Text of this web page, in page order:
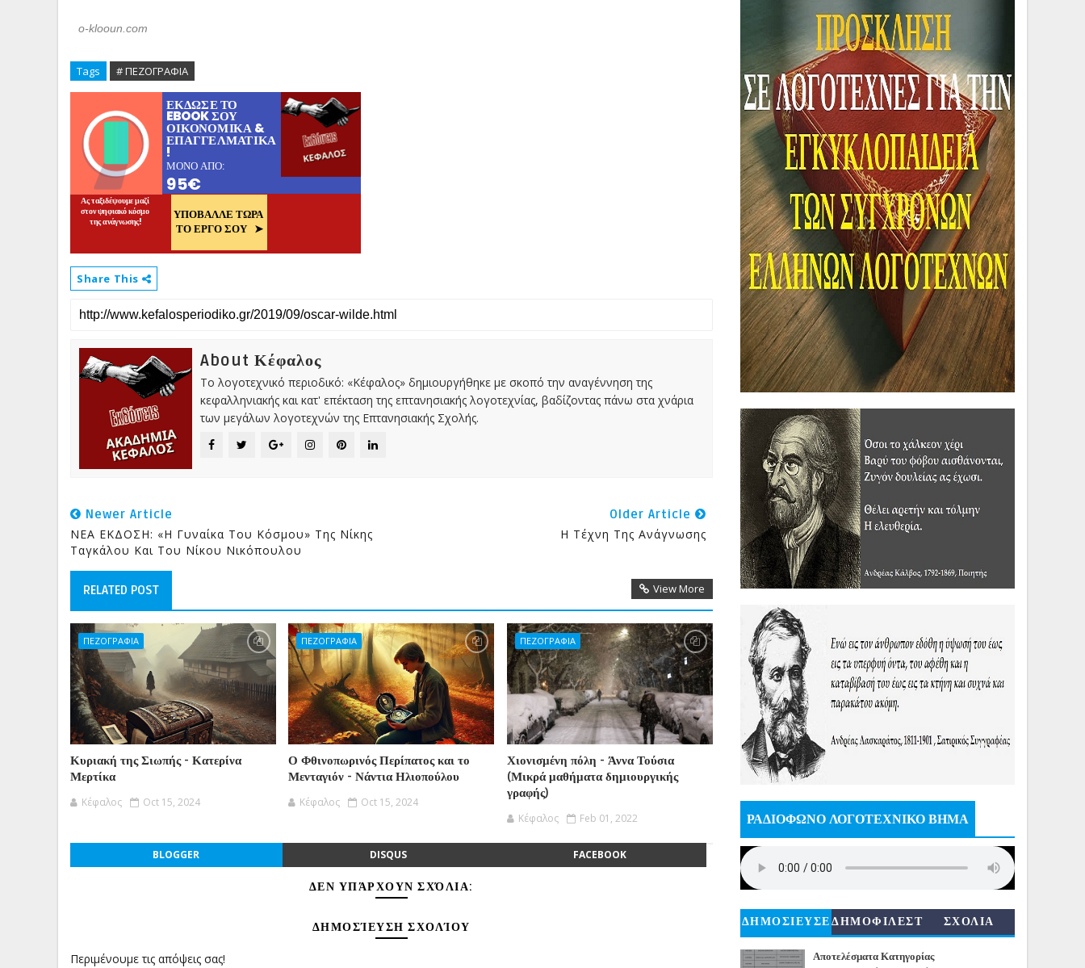
o-klooun.com
Tags # ΠΕΖΟΓΡΑΦΙΑ
Share This
About Κέφαλος
Το λογοτεχνικό περιοδικό: «Κέφαλος» δημιουργήθηκε με σκοπό την αναγέννηση της
κεφαλληνιακής και κατ' επέκταση της επτανησιακής λογοτεχνίας, βαδίζοντας πάνω στα χνάρια
των μεγάλων λογοτεχνών της Επτανησιακής Σχολής.
Newer Article
ΝΕΑ ΕΚΔΟΣΗ: «Η Γυναίκα Του Κόσμου» Της Νίκης
Ταγκάλου Και Του Νίκου Νικόπουλου
Older Article
Η Τέχνη Της Ανάγνωσης
RELATED POST View More
ΠΕΖΟΓΡΑΦΙΑ
Κυριακή της Σιωπής - Κατερίνα
Μερτίκα
Κέφαλος Oct 15, 2024
ΠΕΖΟΓΡΑΦΙΑ
Ο Φθινοπωρινός Περίπατος και το
Μενταγιόν - Νάντια Ηλιοπούλου
Κέφαλος Oct 15, 2024
ΠΕΖΟΓΡΑΦΙΑ
Χιονισμένη πόλη - Άννα Τούσια
(Μικρά μαθήματα δημιουργικής
γραφής)
Κέφαλος Feb 01, 2022
BLOGGER DISQUS FACEBOOK
ΔΕΝ ΥΠΆΡΧΟΥΝ ΣΧΌΛΙΑ:
ΔΗΜΟΣΊΕΥΣΗ ΣΧΟΛΊΟΥ
Περιμένουμε τις απόψεις σας!
ΡΑΔΙΟΦΩΝΟ ΛΟΓΟΤΕΧΝΙΚΟ ΒΗΜΑ
ΔΗΜΟΣΙΕΥΣΕ
ΙΣ
ΔΗΜΟΦΙΛΕΣΤ
ΣΧΟΛΙΑ
Αποτελέσματα Κατηγορίας